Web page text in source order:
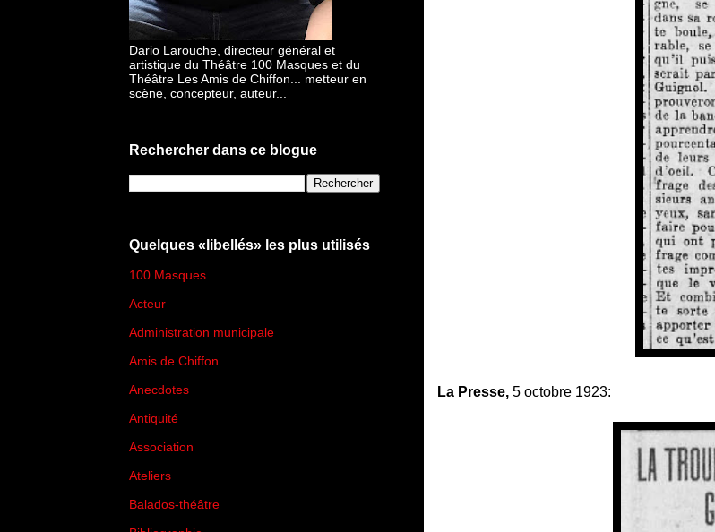
La Presse, 5 octobre 1923:
Dario Larouche, directeur général et
artistique du Théâtre 100 Masques et du
Théâtre Les Amis de Chiffon... metteur en
scène, concepteur, auteur...
Rechercher dans ce blogue
Quelques «libellés» les plus utilisés
100 Masques
Acteur
Administration municipale
Amis de Chiffon
Anecdotes
Antiquité
Association
Ateliers
Balados-théâtre